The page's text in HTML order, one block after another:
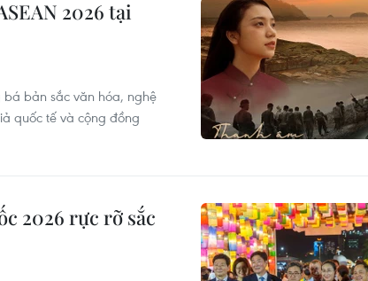
2026 tại
bản sắc văn hóa, nghệ
quốc tế và cộng đồng
2026 rực rỡ sắc